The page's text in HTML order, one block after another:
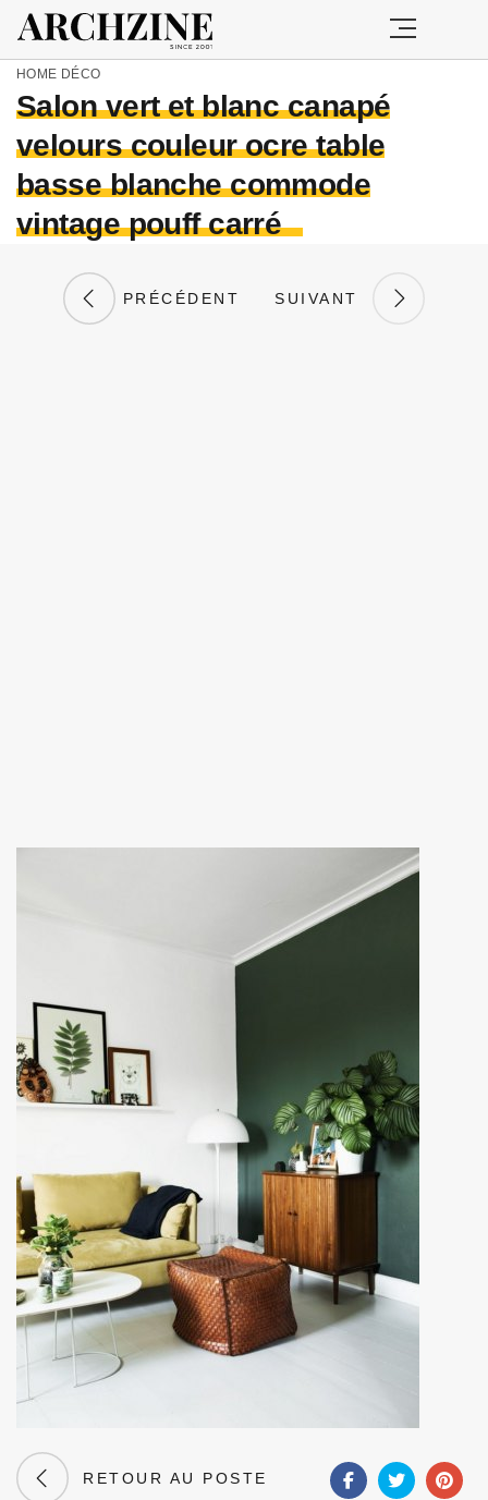
HOME DÉCO
Salon vert et blanc canapé
velours couleur ocre table
basse blanche commode
vintage pouff carré
PRÉCÉDENT SUIVANT
RETOUR AU POSTE